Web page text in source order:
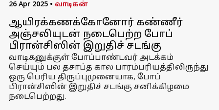
26 Apr 2025 • வாடிகன்
ஆயிரக்கணக்கோனோர் கண்ணீர்
அஞ்சலியுடன் நடைபெற்ற போப்
பிரான்சிஸின் இறுதிச் சடங்கு
வாடிகனுக்குள் போப்பாண்டவர் அடக்கம்
செய்யும் பல தசாப்த கால பாரம்பரியத்திலிருந்து
ஒரு பெரிய திருப்புமுனையாக, போப்
பிரான்சிஸின் இறுதிச் சடங்கு சனிக்கிழமை
நடைபெற்றது.